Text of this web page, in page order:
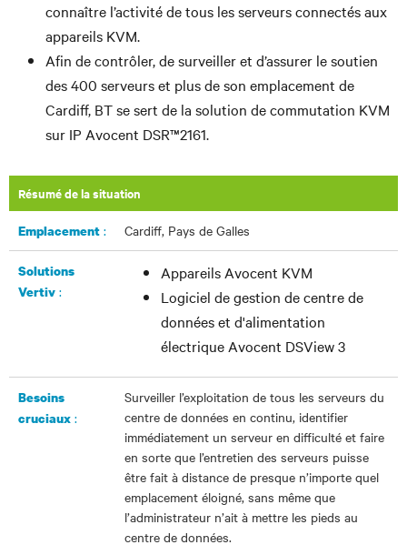
connaître l’activité de tous les serveurs connectés aux
appareils KVM.
Afin de contrôler, de surveiller et d’assurer le soutien
des 400 serveurs et plus de son emplacement de
Cardiff, BT se sert de la solution de commutation KVM
sur IP Avocent DSR™2161.
Résumé de la situation
Emplacement : Cardiff, Pays de Galles
Solutions
Vertiv :
Appareils Avocent KVM
Logiciel de gestion de centre de
données et d'alimentation
électrique Avocent DSView 3
Besoins
cruciaux :
Surveiller l’exploitation de tous les serveurs du
centre de données en continu, identifier
immédiatement un serveur en difficulté et faire
en sorte que l’entretien des serveurs puisse
être fait à distance de presque n’importe quel
emplacement éloigné, sans même que
l’administrateur n’ait à mettre les pieds au
centre de données.